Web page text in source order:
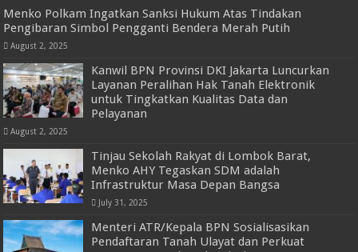
Menko Polkam Ingatkan Sanksi Hukum Atas Tindakan
Pengibaran Simbol Pengganti Bendera Merah Putih
August 2, 2025
Kanwil BPN Provinsi DKI Jakarta Luncurkan
Layanan Peralihan Hak Tanah Elektronik
untuk Tingkatkan Kualitas Data dan
Pelayanan
August 2, 2025
Tinjau Sekolah Rakyat di Lombok Barat,
Menko AHY Tegaskan SDM adalah
Infrastruktur Masa Depan Bangsa
July 31, 2025
Menteri ATR/Kepala BPN Sosialisasikan
Pendaftaran Tanah Ulayat dan Perkuat